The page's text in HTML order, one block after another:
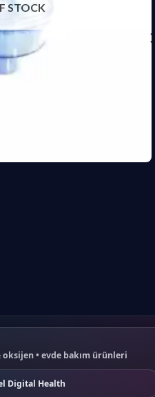
STOCK
• evde bakım ürünleri
Digital Health